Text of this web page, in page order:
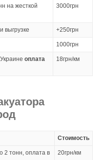
на жесткой
3000грн
выгрузке +250грн
1000грн
оплата
18грн/км
Стоимость
2 тонн, оплата в
20грн/км